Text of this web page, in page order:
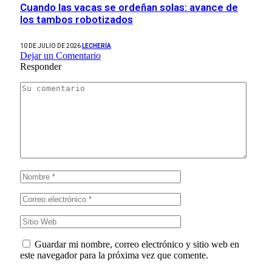
Cuando las vacas se ordeñan solas: avance de
los tambos robotizados
10 DE JULIO DE 2026 LECHERÍA
Dejar un Comentario
Responder
Guardar mi nombre, correo electrónico y sitio web en
este navegador para la próxima vez que comente.